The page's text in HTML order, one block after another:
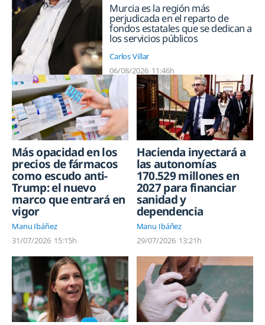
Murcia es la región más
perjudicada en el reparto de
fondos estatales que se dedican a
los servicios públicos
Carlos Villar
06/08/2026 11:46h
Más opacidad en los
precios de fármacos
como escudo anti-
Trump: el nuevo
marco que entrará en
vigor
Manu Ibáñez
31/07/2026 15:15h
Hacienda inyectará a
las autonomías
170.529 millones en
2027 para financiar
sanidad y
dependencia
Manu Ibáñez
29/07/2026 13:21h